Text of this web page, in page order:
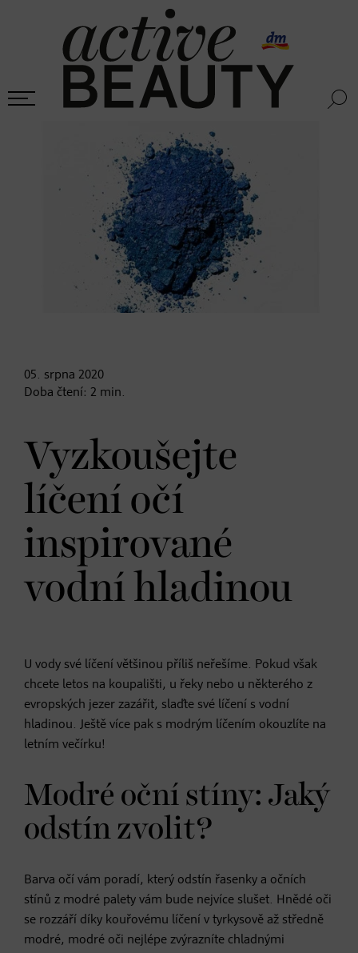
05. srpna 2020
Doba čtení: 2 min.
Vyzkoušejte
líčení očí
inspirované
vodní hladinou
U vody své líčení většinou příliš neřešíme. Pokud však
chcete letos na koupališti, u řeky nebo u některého z
evropských jezer zazářit, slaďte své líčení s vodní
hladinou. Ještě více pak s modrým líčením okouzlíte na
letním večírku!
Modré oční stíny: Jaký
odstín zvolit?
Barva očí vám poradí, který odstín řasenky a očních
stínů z modré palety vám bude nejvíce slušet. Hnědé oči
se rozzáří díky kouřovému líčení v tyrkysově až středně
modré, modré oči nejlépe zvýrazníte chladnými